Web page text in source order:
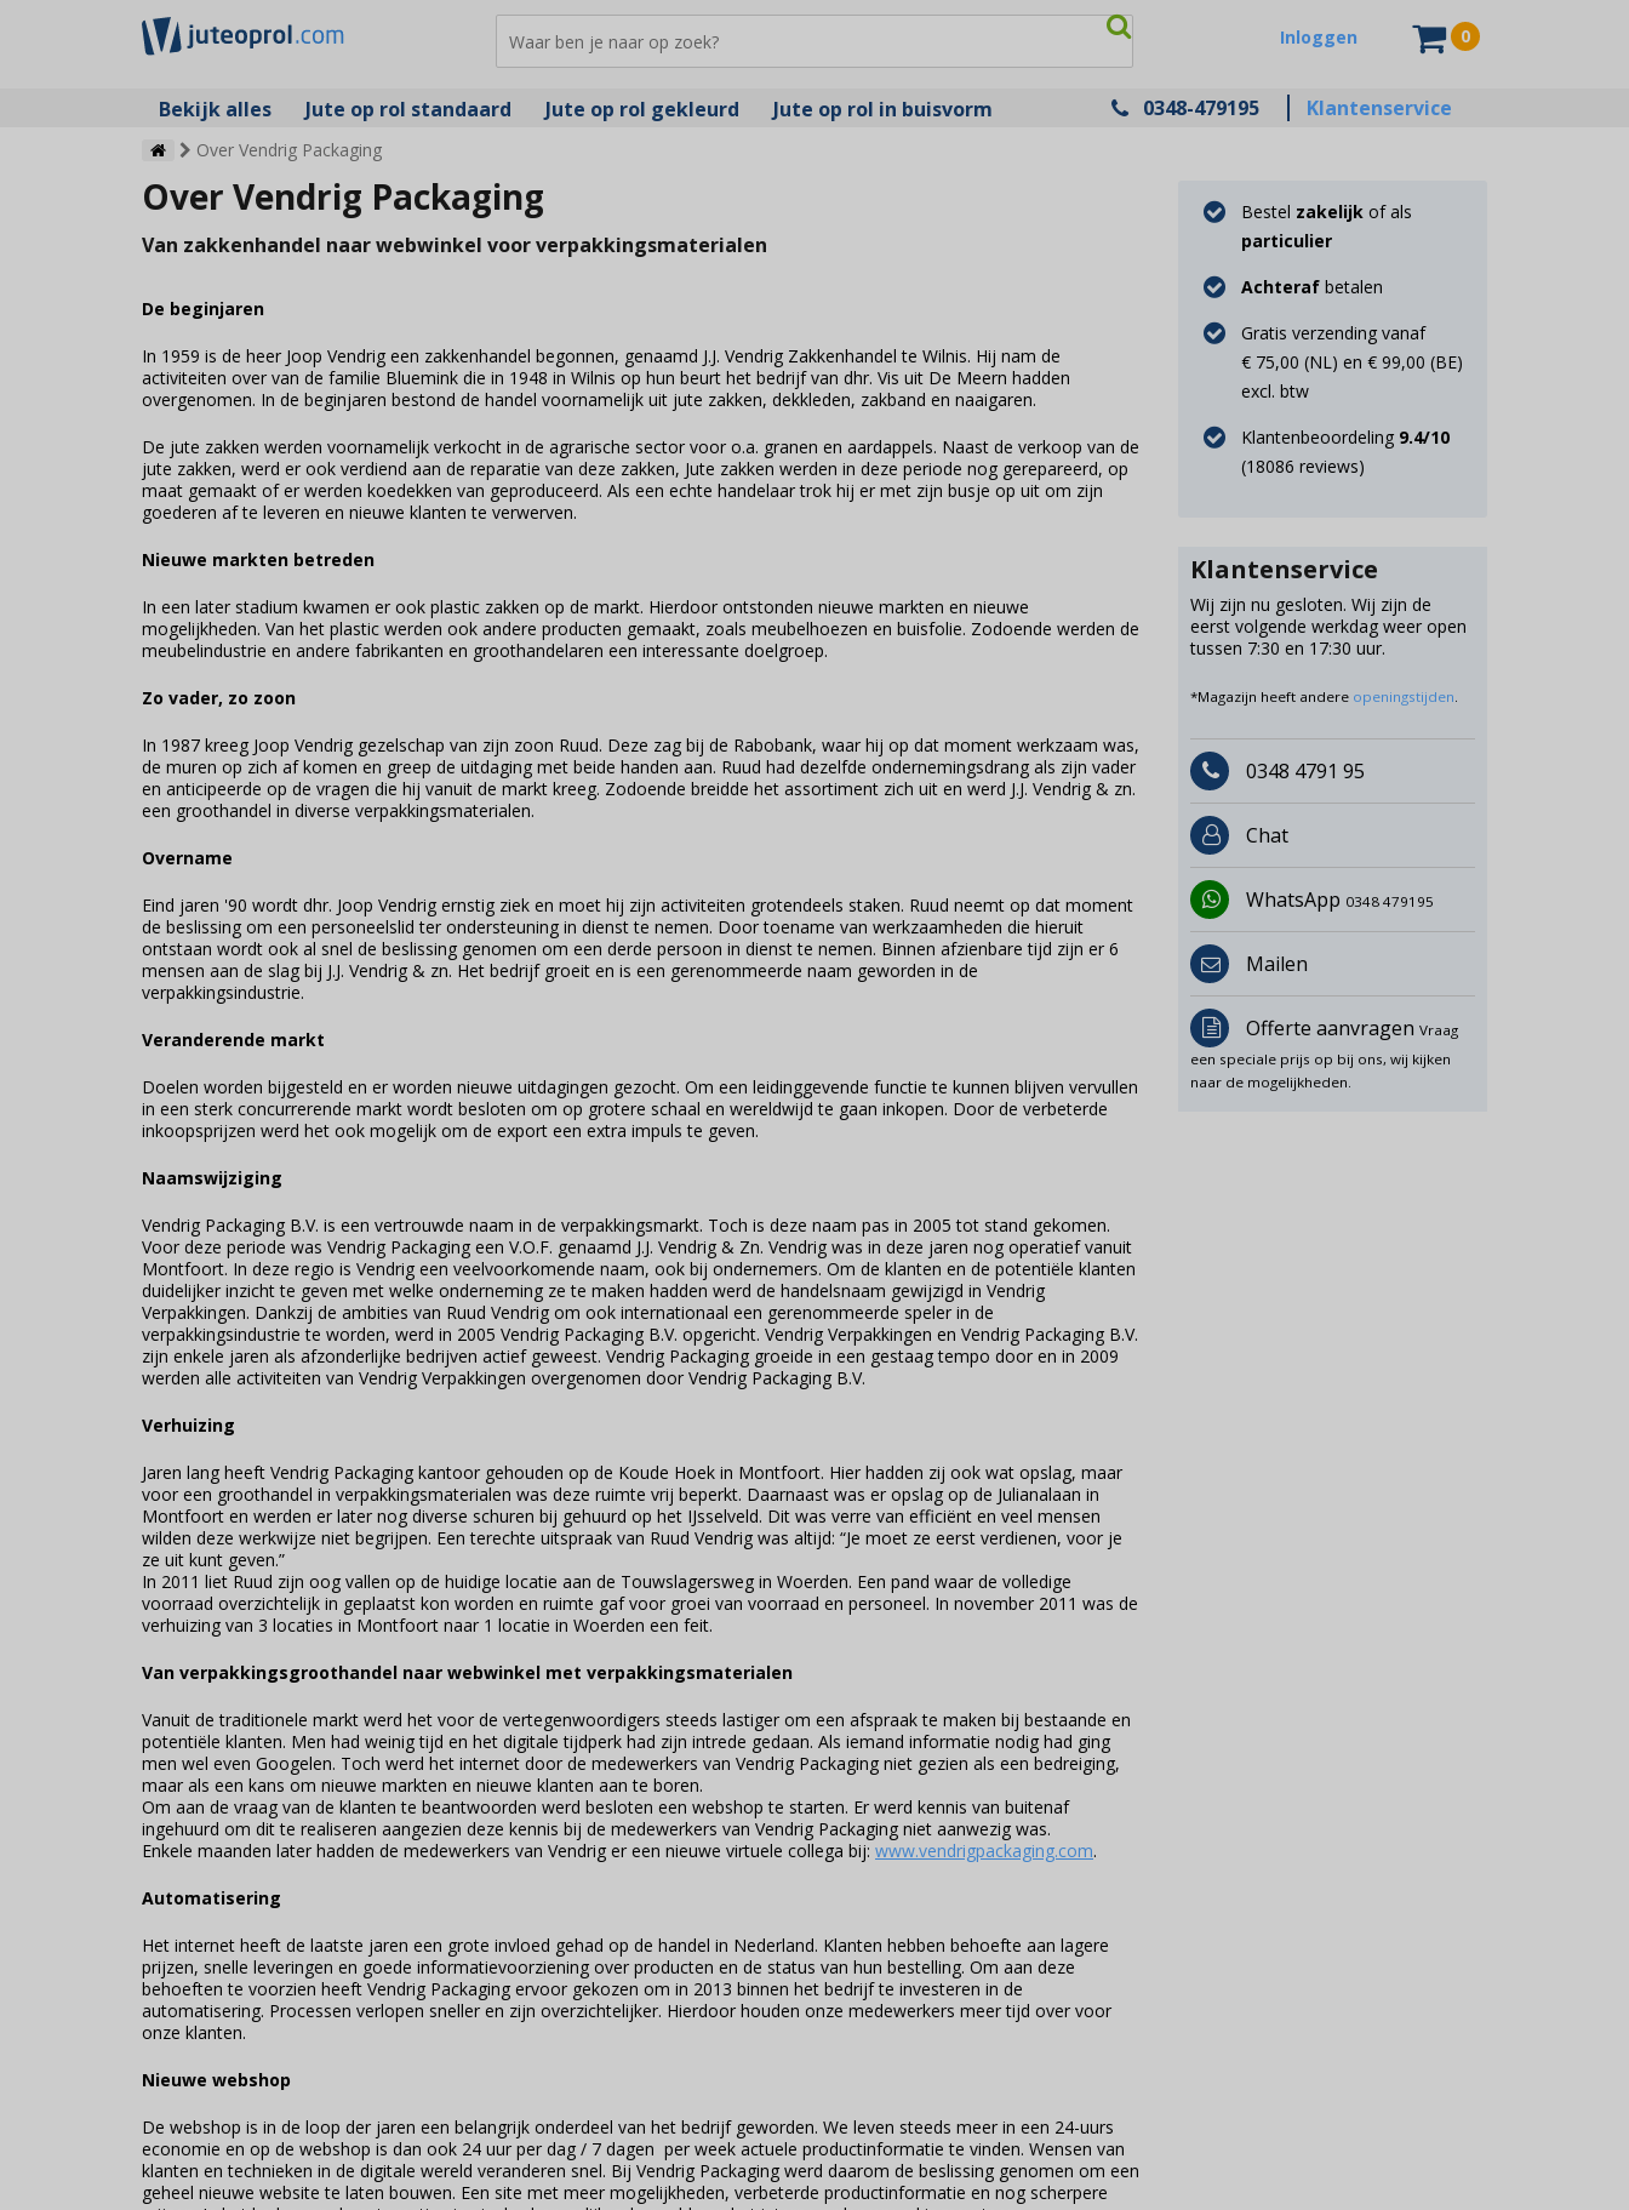
Inloggen 0
Bekijk alles Jute op rol standaard Jute op rol gekleurd Jute op rol in buisvorm 0348-479195 Klantenservice
Over Vendrig Packaging
Over Vendrig Packaging
Van zakkenhandel naar webwinkel voor verpakkingsmaterialen
De beginjaren
In 1959 is de heer Joop Vendrig een zakkenhandel begonnen, genaamd J.J. Vendrig Zakkenhandel te Wilnis. Hij nam de
activiteiten over van de familie Bluemink die in 1948 in Wilnis op hun beurt het bedrijf van dhr. Vis uit De Meern hadden
overgenomen. In de beginjaren bestond de handel voornamelijk uit jute zakken, dekkleden, zakband en naaigaren.
De jute zakken werden voornamelijk verkocht in de agrarische sector voor o.a. granen en aardappels. Naast de verkoop van de
jute zakken, werd er ook verdiend aan de reparatie van deze zakken, Jute zakken werden in deze periode nog gerepareerd, op
maat gemaakt of er werden koedekken van geproduceerd. Als een echte handelaar trok hij er met zijn busje op uit om zijn
goederen af te leveren en nieuwe klanten te verwerven.
Nieuwe markten betreden
In een later stadium kwamen er ook plastic zakken op de markt. Hierdoor ontstonden nieuwe markten en nieuwe
mogelijkheden. Van het plastic werden ook andere producten gemaakt, zoals meubelhoezen en buisfolie. Zodoende werden de
meubelindustrie en andere fabrikanten en groothandelaren een interessante doelgroep.
Zo vader, zo zoon
In 1987 kreeg Joop Vendrig gezelschap van zijn zoon Ruud. Deze zag bij de Rabobank, waar hij op dat moment werkzaam was,
de muren op zich af komen en greep de uitdaging met beide handen aan. Ruud had dezelfde ondernemingsdrang als zijn vader
en anticipeerde op de vragen die hij vanuit de markt kreeg. Zodoende breidde het assortiment zich uit en werd J.J. Vendrig & zn.
een groothandel in diverse verpakkingsmaterialen.
Overname
Eind jaren '90 wordt dhr. Joop Vendrig ernstig ziek en moet hij zijn activiteiten grotendeels staken. Ruud neemt op dat moment
de beslissing om een personeelslid ter ondersteuning in dienst te nemen. Door toename van werkzaamheden die hieruit
ontstaan wordt ook al snel de beslissing genomen om een derde persoon in dienst te nemen. Binnen afzienbare tijd zijn er 6
mensen aan de slag bij J.J. Vendrig & zn. Het bedrijf groeit en is een gerenommeerde naam geworden in de
verpakkingsindustrie.
Veranderende markt
Doelen worden bijgesteld en er worden nieuwe uitdagingen gezocht. Om een leidinggevende functie te kunnen blijven vervullen
in een sterk concurrerende markt wordt besloten om op grotere schaal en wereldwijd te gaan inkopen. Door de verbeterde
inkoopsprijzen werd het ook mogelijk om de export een extra impuls te geven.
Naamswijziging
Vendrig Packaging B.V. is een vertrouwde naam in de verpakkingsmarkt. Toch is deze naam pas in 2005 tot stand gekomen.
Voor deze periode was Vendrig Packaging een V.O.F. genaamd J.J. Vendrig & Zn. Vendrig was in deze jaren nog operatief vanuit
Montfoort. In deze regio is Vendrig een veelvoorkomende naam, ook bij ondernemers. Om de klanten en de potentiële klanten
duidelijker inzicht te geven met welke onderneming ze te maken hadden werd de handelsnaam gewijzigd in Vendrig
Verpakkingen. Dankzij de ambities van Ruud Vendrig om ook internationaal een gerenommeerde speler in de
verpakkingsindustrie te worden, werd in 2005 Vendrig Packaging B.V. opgericht. Vendrig Verpakkingen en Vendrig Packaging B.V.
zijn enkele jaren als afzonderlijke bedrijven actief geweest. Vendrig Packaging groeide in een gestaag tempo door en in 2009
werden alle activiteiten van Vendrig Verpakkingen overgenomen door Vendrig Packaging B.V.
Verhuizing
Jaren lang heeft Vendrig Packaging kantoor gehouden op de Koude Hoek in Montfoort. Hier hadden zij ook wat opslag, maar
voor een groothandel in verpakkingsmaterialen was deze ruimte vrij beperkt. Daarnaast was er opslag op de Julianalaan in
Montfoort en werden er later nog diverse schuren bij gehuurd op het IJsselveld. Dit was verre van efficiënt en veel mensen
wilden deze werkwijze niet begrijpen. Een terechte uitspraak van Ruud Vendrig was altijd: “Je moet ze eerst verdienen, voor je
ze uit kunt geven.”
In 2011 liet Ruud zijn oog vallen op de huidige locatie aan de Touwslagersweg in Woerden. Een pand waar de volledige
voorraad overzichtelijk in geplaatst kon worden en ruimte gaf voor groei van voorraad en personeel. In november 2011 was de
verhuizing van 3 locaties in Montfoort naar 1 locatie in Woerden een feit.
Van verpakkingsgroothandel naar webwinkel met verpakkingsmaterialen
Vanuit de traditionele markt werd het voor de vertegenwoordigers steeds lastiger om een afspraak te maken bij bestaande en
potentiële klanten. Men had weinig tijd en het digitale tijdperk had zijn intrede gedaan. Als iemand informatie nodig had ging
men wel even Googelen. Toch werd het internet door de medewerkers van Vendrig Packaging niet gezien als een bedreiging,
maar als een kans om nieuwe markten en nieuwe klanten aan te boren.
Om aan de vraag van de klanten te beantwoorden werd besloten een webshop te starten. Er werd kennis van buitenaf
ingehuurd om dit te realiseren aangezien deze kennis bij de medewerkers van Vendrig Packaging niet aanwezig was.
Enkele maanden later hadden de medewerkers van Vendrig er een nieuwe virtuele collega bij: www.vendrigpackaging.com.
Automatisering
Het internet heeft de laatste jaren een grote invloed gehad op de handel in Nederland. Klanten hebben behoefte aan lagere
prijzen, snelle leveringen en goede informatievoorziening over producten en de status van hun bestelling. Om aan deze
behoeften te voorzien heeft Vendrig Packaging ervoor gekozen om in 2013 binnen het bedrijf te investeren in de
automatisering. Processen verlopen sneller en zijn overzichtelijker. Hierdoor houden onze medewerkers meer tijd over voor
onze klanten.
Nieuwe webshop
De webshop is in de loop der jaren een belangrijk onderdeel van het bedrijf geworden. We leven steeds meer in een 24-uurs
economie en op de webshop is dan ook 24 uur per dag / 7 dagen per week actuele productinformatie te vinden. Wensen van
klanten en technieken in de digitale wereld veranderen snel. Bij Vendrig Packaging werd daarom de beslissing genomen om een
geheel nieuwe website te laten bouwen. Een site met meer mogelijkheden, verbeterde productinformatie en nog scherpere
Bestel zakelijk of als
particulier
Achteraf betalen
Gratis verzending vanaf
€ 75,00 (NL) en € 99,00 (BE)
excl. btw
Klantenbeoordeling 9.4/10
(18086 reviews)
Klantenservice
Wij zijn nu gesloten. Wij zijn de
eerst volgende werkdag weer open
tussen 7:30 en 17:30 uur.
*Magazijn heeft andere openingstijden.
0348 4791 95
Chat
WhatsApp 0348 479195
Mailen
Offerte aanvragen Vraag
een speciale prijs op bij ons, wij kijken
naar de mogelijkheden.